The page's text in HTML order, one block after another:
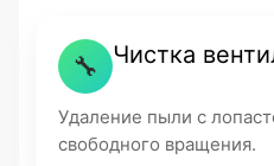
🔧 Чистка
Удаление пыли с
свободного вращения.